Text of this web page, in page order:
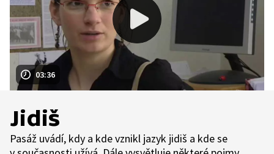
03:36
Jidiš
Pasáž uvádí, kdy a kde vznikl jazyk jidiš a kde se